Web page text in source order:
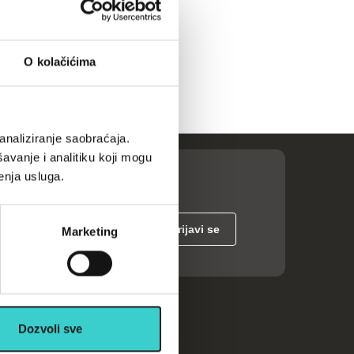
O kolačićima
saobraćaja.
i analitiku koji mogu
usluga.
Marketing
Dozvoli sve
Kalkulatori